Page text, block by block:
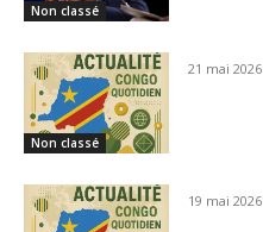
Non classé
Non classé
21 mai 2026
19 mai 2026